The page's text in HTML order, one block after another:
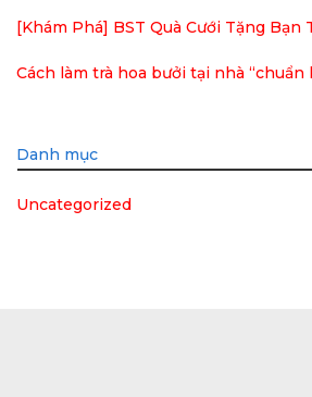
[Khám Phá] BST Quà Cưới Tặng Bạn
Cách làm trà hoa bưởi tại nhà
Danh mục
Uncategorized